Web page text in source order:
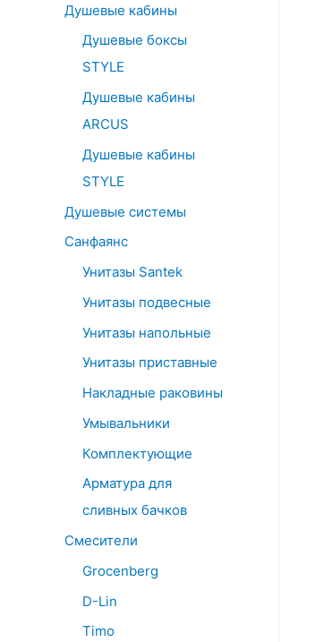
Душевые кабины
Душевые боксы
STYLE
Душевые кабины
ARCUS
Душевые кабины
STYLE
Душевые системы
Санфаянс
Унитазы Santek
Унитазы подвесные
Унитазы напольные
Унитазы приставные
Накладные раковины
Умывальники
Комплектующие
Арматура для
сливных бачков
Смесители
Grocenberg
D-Lin
Timo